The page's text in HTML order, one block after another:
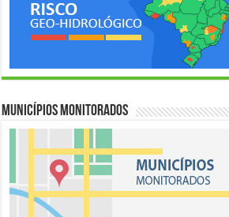
Municípios Monitorados